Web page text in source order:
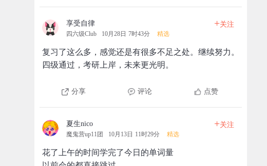
享受自律
四六级Club 10月28日 7时43分 精选
+关注
复习了这么多，感觉还是有很多不足之处。继续努力。
四级通过，考研上岸，未来更光明。
分享 评论 点赞
夏生nico
魔鬼营up11团 10月13日 11时29分 精选
+关注
花了上午的时间学完了今日的单词量